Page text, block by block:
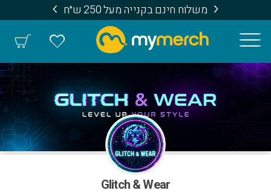
משלוח חינם בקנייה מעל 250 ש״ח
Glitch & Wear